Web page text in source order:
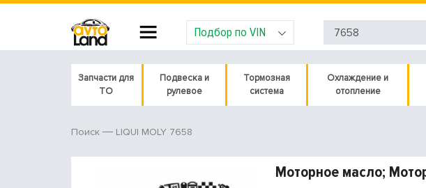
Подбор по VIN
Запчасти для
ТО
Подвеска и
рулевое
Тормозная
система
Охлаждение и
отопление
Поиск LIQUI MOLY 7658
Моторное масло;